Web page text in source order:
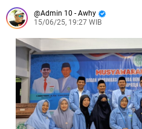
Admin 10 - Awhy
15/06/25, 19:27 WIB